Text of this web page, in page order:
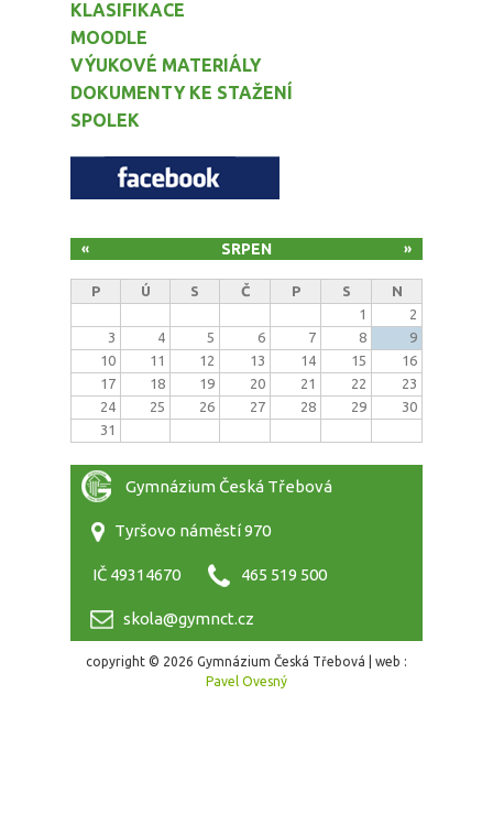
KLASIFIKACE
MOODLE
VÝUKOVÉ MATERIÁLY
DOKUMENTY KE STAŽENÍ
SPOLEK
SRPEN
« »
P Ú S Č P S
N
1
2
3
4 5 6 7 8
9
10
11 12 13 14 15
16
17
18 19 20 21 22
23
24
25 26 27 28 29
30
31
Gymnázium Česká Třebová
Tyršovo náměstí 970
IČ 49314670 465 519 500
skola@gymnct.cz
copyright © 2026 Gymnázium Česká Třebová | web :
Pavel Ovesný